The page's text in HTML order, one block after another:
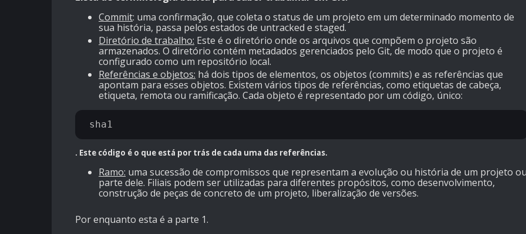
Commit: uma confirmação, que coleta o status de um projeto em um determinado momento de
sua história, passa pelos estados de untracked e staged.
Diretório de trabalho: Este é o diretório onde os arquivos que compõem o projeto são
armazenados. O diretório contém metadados gerenciados pelo Git, de modo que o projeto é
configurado como um repositório local.
Referências e objetos: há dois tipos de elementos, os objetos (commits) e as referências que
apontam para esses objetos. Existem vários tipos de referências, como etiquetas de cabeça,
etiqueta, remota ou ramificação. Cada objeto é representado por um código, único:
. Este código é o que está por trás de cada uma das referências.
Ramo: uma sucessão de compromissos que representam a evolução ou história de um projeto
parte dele. Filiais podem ser utilizadas para diferentes propósitos, como desenvolvimento,
construção de peças de concreto de um projeto, liberalização de versões.
Por enquanto esta é a parte 1.